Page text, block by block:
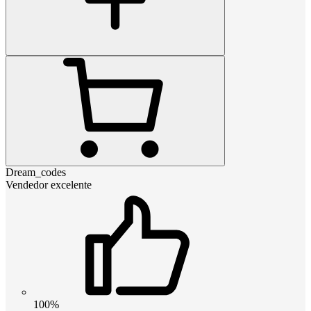
Dream_codes
Vendedor excelente
100%